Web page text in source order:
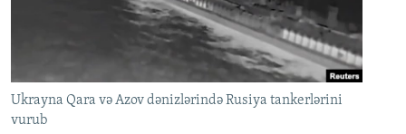
Ukrayna Qara və Azov dənizlərində Rusiya tankerlərini
vurub